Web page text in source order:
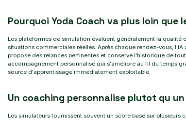
Pourquoi Yoda Coach va plus loin que
Les plateformes de simulation évaluent généralement la
situations commerciales réelles. Après chaque rendez-vous,
propose des relances pertinentes et conserve l'historique de
accompagnement personnalisé qui s'améliore au fil du temps
source d'apprentissage immédiatement exploitable.
Un coaching personnalise plutot qu
Les simulateurs fournissent souvent un score basé sur